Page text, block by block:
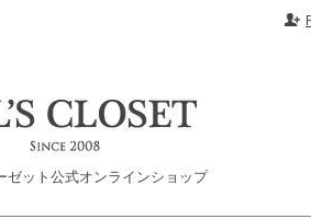
ゼット公式オンラインショップ